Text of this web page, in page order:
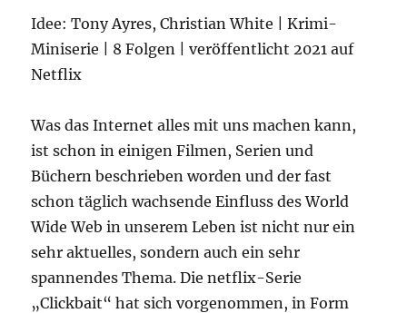
Idee: Tony Ayres, Christian White | Krimi-
Miniserie | 8 Folgen | veröffentlicht 2021 auf
Netflix
Was das Internet alles mit uns machen kann,
ist schon in einigen Filmen, Serien und
Büchern beschrieben worden und der fast
schon täglich wachsende Einfluss des World
Wide Web in unserem Leben ist nicht nur ein
sehr aktuelles, sondern auch ein sehr
spannendes Thema. Die netflix-Serie
„Clickbait“ hat sich vorgenommen, in Form